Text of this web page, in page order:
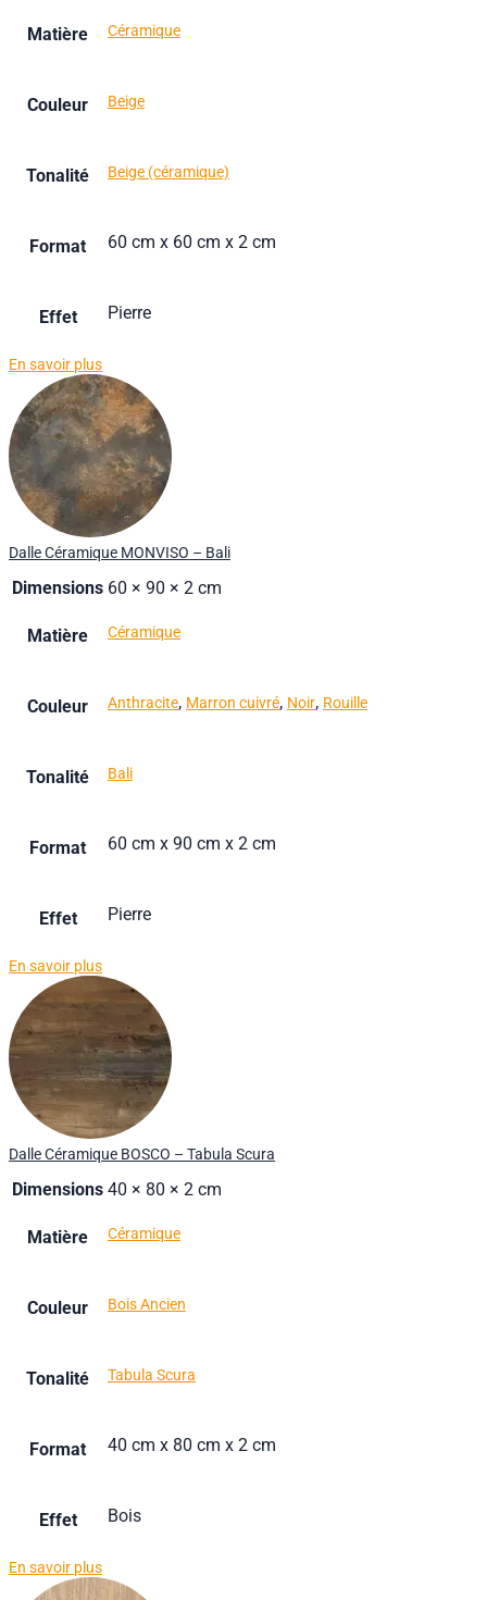
Matière Céramique
Couleur Beige
Tonalité Beige (céramique)
Format 60 cm x 60 cm x 2 cm
Effet Pierre
En savoir plus
Dalle Céramique MONVISO – Bali
Dimensions 60 × 90 × 2 cm
Matière Céramique
Couleur Anthracite, Marron cuivré, Noir, Rouille
Tonalité Bali
Format 60 cm x 90 cm x 2 cm
Effet Pierre
En savoir plus
Dalle Céramique BOSCO – Tabula Scura
Dimensions 40 × 80 × 2 cm
Matière Céramique
Couleur Bois Ancien
Tonalité Tabula Scura
Format 40 cm x 80 cm x 2 cm
Effet Bois
En savoir plus